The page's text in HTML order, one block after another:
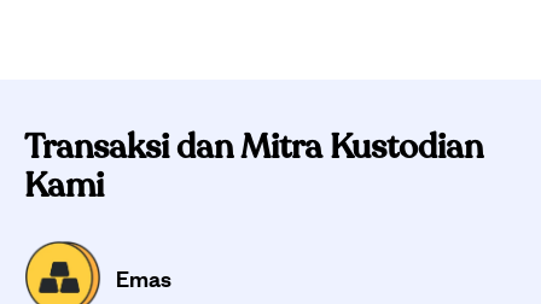
Transaksi dan Mitra Kustodian
Kami
Emas